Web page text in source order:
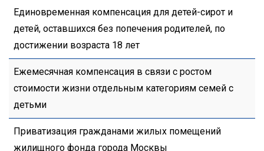
Единовременная компенсация для детей-сирот и
детей, оставшихся без попечения родителей, по
достижении возраста 18 лет
Ежемесячная компенсация в связи с ростом
стоимости жизни отдельным категориям семей с
детьми
Приватизация гражданами жилых помещений
жилищного фонда города Москвы